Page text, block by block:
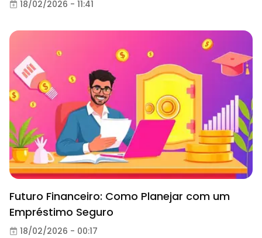
18/02/2026 - 11:41
Futuro Financeiro: Como Planejar com um
Empréstimo Seguro
18/02/2026 - 00:17